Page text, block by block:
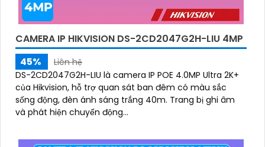
CAMERA IP HIKVISION DS-2CD2047G2H-LIU 4MP
45%
Liên hệ
DS-2CD2047G2H-LIU là camera IP POE 4.0MP Ultra 2K+
của Hikvision, hỗ trợ quan sát ban đêm có màu sắc
sống động, đèn ánh sáng trắng 40m. Trang bị ghi âm
và phát hiện chuyển động...